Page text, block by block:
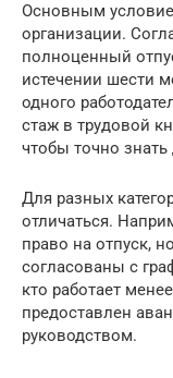
Основным
организации.
полноценный
истечении шести
одного
стаж в трудовой
чтобы точно знать
Для разных
отличаться.
право на отпуск,
согласованы с
кто работает
предоставлен
руководством.